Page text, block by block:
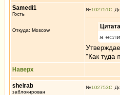
Samedi1
Гость
Откуда: Moscow
№102751
а
"Как туда
Наверх
sheirab
заблокирован
№102753